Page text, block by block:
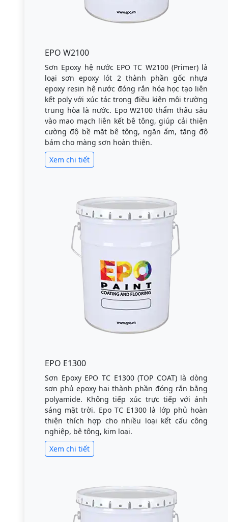
EPO W2100
Sơn Epoxy hệ nước EPO TC W2100 (Primer) là
loại sơn epoxy lót 2 thành phần gốc nhựa
epoxy resin hệ nước đóng rắn hóa học tạo liên
kết poly với xúc tác trong điều kiện môi trường
trung hòa là nước. Epo W2100 thẩm thấu sâu
vào mao mạch liên kết bê tông, giúp cải thiện
cường độ bề mặt bê tông, ngăn ẩm, tăng độ
bám cho màng sơn hoàn thiện.
Xem chi tiết
EPO E1300
Sơn Epoxy EPO TC E1300 (TOP COAT) là dòng
sơn phủ epoxy hai thành phần đóng rắn bằng
polyamide. Không tiếp xúc trực tiếp với ánh
sáng mặt trời. Epo TC E1300 là lớp phủ hoàn
thiện thích hợp cho nhiều loại kết cấu công
nghiệp, bê tông, kim loại.
Xem chi tiết